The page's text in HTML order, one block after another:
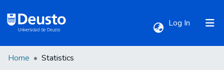
Log In (current)
Home Statistics